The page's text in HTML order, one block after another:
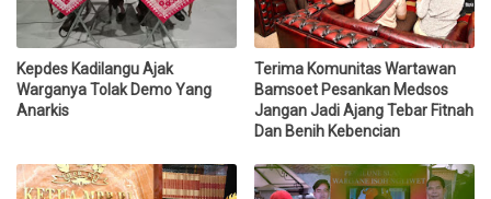
Kepdes Kadilangu Ajak
Warganya Tolak Demo Yang
Anarkis
Terima Komunitas Wartawan
Bamsoet Pesankan Medsos
Jangan Jadi Ajang Tebar Fitnah
Dan Benih Kebencian